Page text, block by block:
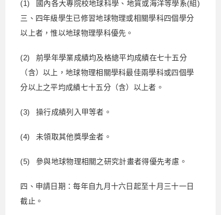
(1) 國內各大專院校地球科學、地質或海洋等學系(組)
三、四年級學生已修習地球物理或相關學科四個學分
以上者，惟以地球物理學科優先。
(2) 前學年學業成績均及格總平均成績在七十五分
（含）以上，地球物理相關學科最佳兩學科或四個學
分以上之平均成績七十五分（含）以上者。
(3) 操行成績列入甲等者。
(4) 未領取其他獎學金者。
(5) 參與地球物理相關之研究計畫者得優先考慮。
四、申請日期：每年自九月十六日起至十月三十一日
截止。